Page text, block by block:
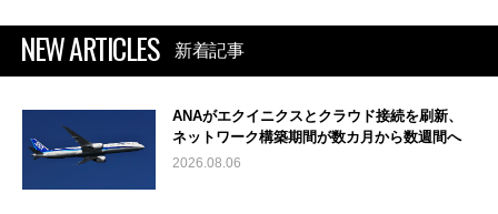
NEW ARTICLES 新着記事
ANAがエクイニクスとクラウド接続を刷新、
ネットワーク構築期間が数カ月から数週間へ
2026.08.06